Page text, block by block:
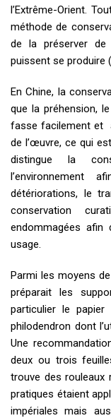
l’Extrême-Orient.
méthode de
de la préserver de
puissent se produire
En Chine, la
que la préhension,
fasse facilement et
de l’œuvre, ce qui
distingue la
l’environnement
détériorations, le
conservation
endommagées afin
usage.
Parmi les moyens
préparait les
particulier le
philodendron dont
Une
deux ou trois
trouve des rouleaux
pratiques étaient
impériales mais